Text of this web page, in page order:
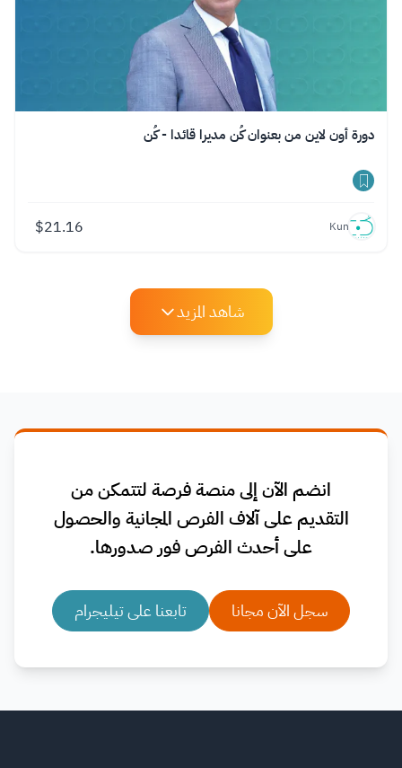
دورة أون لاين من بعنوان كُن مديرا قائدا - كُن
Kun
$21.16
شاهد المزيد
انضم الآن إلى منصة فرصة لتتمكن من
التقديم على آلاف الفرص المجانية والحصول
على أحدث الفرص فور صدورها.
سجل الآن مجانا تابعنا على تيليجرام